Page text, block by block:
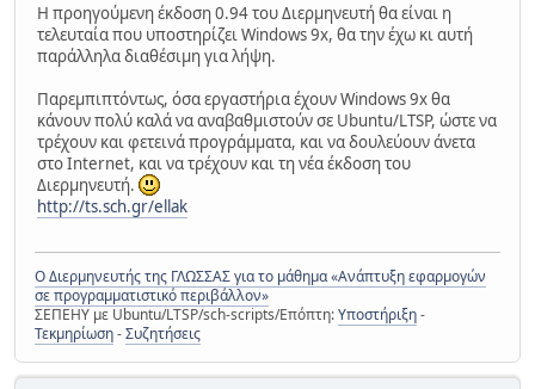
Η προηγούμενη έκδοση 0.94 του Διερμηνευτή θα είναι η
τελευταία που υποστηρίζει Windows 9x, θα την έχω κι αυτή
παράλληλα διαθέσιμη για λήψη.
Παρεμπιπτόντως, όσα εργαστήρια έχουν Windows 9x θα
κάνουν πολύ καλά να αναβαθμιστούν σε Ubuntu/LTSP, ώστε να
τρέχουν και φετεινά προγράμματα, και να δουλεύουν άνετα
στο Internet, και να τρέχουν και τη νέα έκδοση του
Διερμηνευτή.
http://ts.sch.gr/ellak
Ο Διερμηνευτής της ΓΛΩΣΣΑΣ για το μάθημα «Ανάπτυξη εφαρμογών
σε προγραμματιστικό περιβάλλον»
ΣΕΠΕΗΥ με Ubuntu/LTSP/sch-scripts/Επόπτη:Υποστήριξη-
Τεκμηρίωση-Συζητήσεις